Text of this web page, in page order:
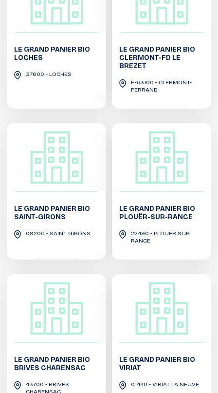
LE GRAND PANIER BIO
LOCHES
37600 - LOCHES
LE GRAND PANIER BIO
CLERMONT-FD LE
BREZET
F-63100 - CLERMONT-
FERRAND
LE GRAND PANIER BIO
SAINT-GIRONS
09200 - SAINT GIRONS
LE GRAND PANIER BIO
PLOUËR-SUR-RANCE
22490 - PLOUËR SUR
RANCE
LE GRAND PANIER BIO
BRIVES CHARENSAC
43700 - BRIVES
CHARENSAC
LE GRAND PANIER BIO
VIRIAT
01440 - VIRIAT LA NEUVE